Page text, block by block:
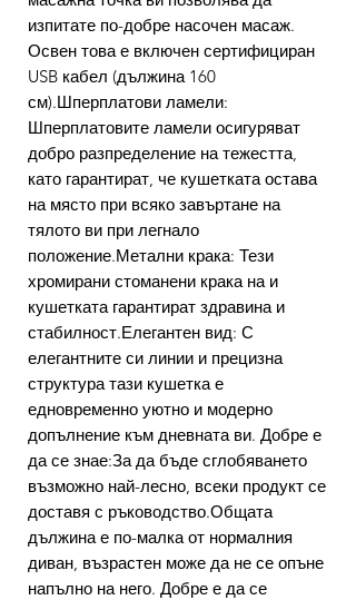
изпитате по-добре насочен масаж.
Освен това е включен сертифициран
USB кабел (дължина 160
см).Шперплатови ламели:
Шперплатовите ламели осигуряват
добро разпределение на тежестта,
като гарантират, че кушетката остава
на място при всяко завъртане на
тялото ви при легнало
положение.Метални крака: Тези
хромирани стоманени крака на и
кушетката гарантират здравина и
стабилност.Елегантен вид: С
елегантните си линии и прецизна
структура тази кушетка е
едновременно уютно и модерно
допълнение към дневната ви. Добре е
да се знае:За да бъде сглобяването
възможно най-лесно, всеки продукт се
доставя с ръководство.Общата
дължина е по-малка от нормалния
диван, възрастен може да не се опъне
напълно на него. Добре е да се